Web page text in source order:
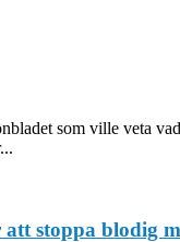
som ville veta
stoppa blodig